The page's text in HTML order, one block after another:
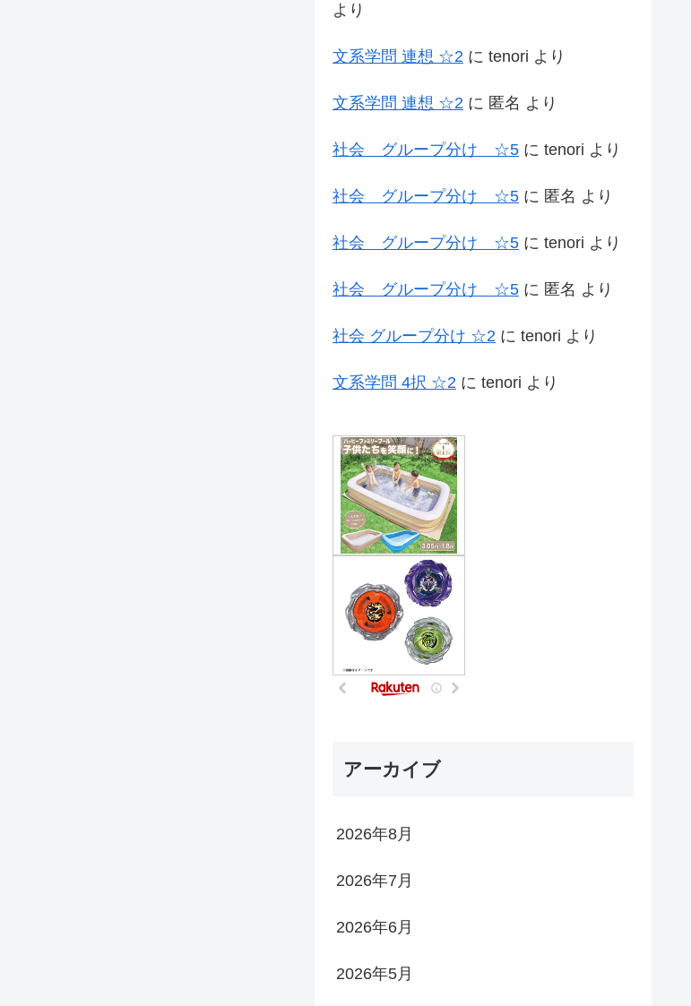
より
文系学問 連想 ☆2 に tenori より
文系学問 連想 ☆2 に 匿名 より
社会 グループ分け ☆5 に tenori より
社会 グループ分け ☆5 に 匿名 より
社会 グループ分け ☆5 に tenori より
社会 グループ分け ☆5 に 匿名 より
社会 グループ分け ☆2 に tenori より
文系学問 4択 ☆2 に tenori より
アーカイブ
2026年8月
2026年7月
2026年6月
2026年5月